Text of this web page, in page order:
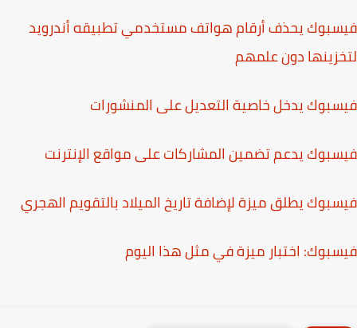
يحذف أرقام هواتف مستخدمي تطبيقه أندرويد
دون علمهم
يدخل خاصية التعديل على المنشورات
يدعم تضمين المشاركات على مواقع الإنترنت
يطلق ميزة لإضافة تاريخ الميلاد بالتقويم الهجري
اختبار ميزة في مثل هذا اليوم